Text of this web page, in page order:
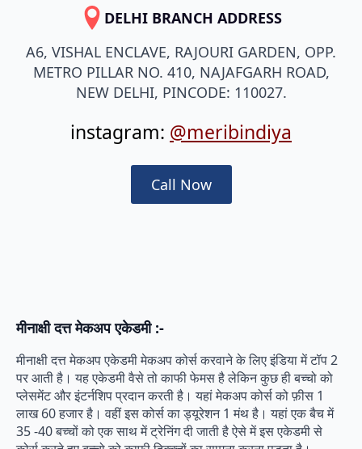
DELHI BRANCH ADDRESS
A6, VISHAL ENCLAVE, RAJOURI GARDEN, OPP.
METRO PILLAR NO. 410, NAJAFGARH ROAD,
NEW DELHI, PINCODE: 110027.
instagram: @meribindiya
Call Now
मीनाक्षी दत्त मेकअप एकेडमी :-
मीनाक्षी दत्त मेकअप एकेडमी मेकअप कोर्स करवाने के लिए इंडिया में टॉप 2
पर आती है। यह एकेडमी वैसे तो काफी फेमस है लेकिन कुछ ही बच्चो को
प्लेसमेंट और इंटर्नशिप प्रदान करती है। यहां मेकअप कोर्स को फ़ीस 1
लाख 60 हजार है। वहीं इस कोर्स का ड्यूरेशन 1 मंथ है। यहां एक बैच में
35 -40 बच्चों को एक साथ में ट्रेनिंग दी जाती है ऐसे में इस एकेडमी से